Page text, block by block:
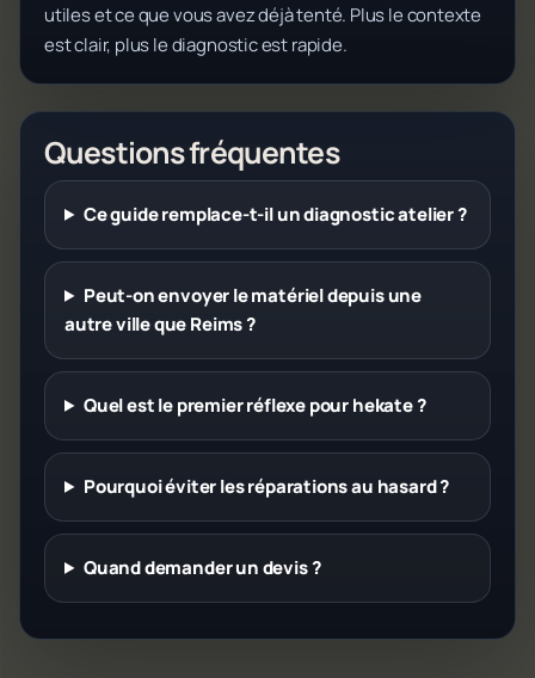
utiles et ce que vous avez déjà tenté. Plus le contexte
est clair, plus le diagnostic est rapide.
Questions fréquentes
Ce guide remplace-t-il un diagnostic atelier ?
Peut-on envoyer le matériel depuis une
autre ville que Reims ?
Quel est le premier réflexe pour hekate ?
Pourquoi éviter les réparations au hasard ?
Quand demander un devis ?